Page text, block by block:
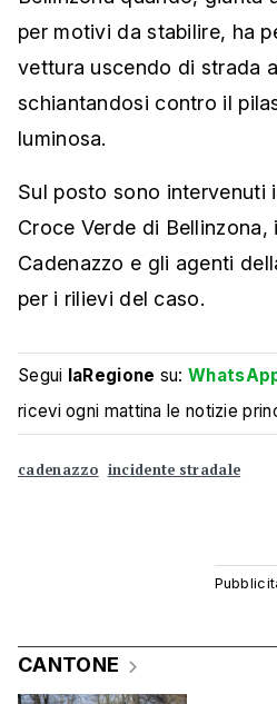
per motivi da stabilire, ha
vettura uscendo di strada
schiantandosi contro il
luminosa.
Sul posto sono intervenuti
Croce Verde di Bellinzona,
Cadenazzo e gli agenti
per i rilievi del caso.
Segui laRegione su:
ricevi ogni mattina le notizie
cadenazzo incidente stradale
CANTONE